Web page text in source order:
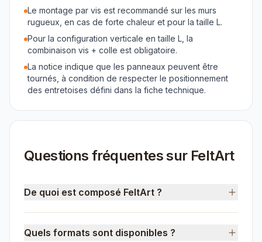
Le montage par vis est recommandé sur les murs
rugueux, en cas de forte chaleur et pour la taille L.
Pour la configuration verticale en taille L, la
combinaison vis + colle est obligatoire.
La notice indique que les panneaux peuvent être
tournés, à condition de respecter le positionnement
des entretoises défini dans la fiche technique.
Questions fréquentes sur FeltArt
De quoi est composé FeltArt ?
Quels formats sont disponibles ?